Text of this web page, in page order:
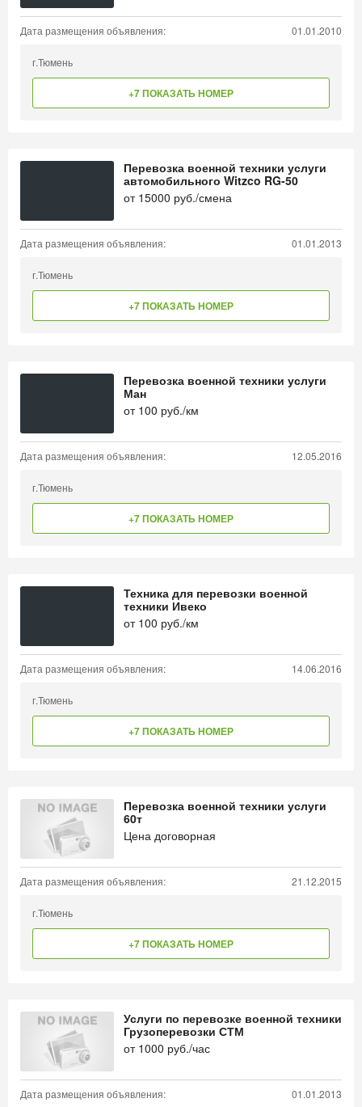
Дата размещения объявления: 01.01.2010
г.Тюмень
+7 ПОКАЗАТЬ НОМЕР
Перевозка военной техники услуги
автомобильного Witzco RG-50
от 15000 руб./смена
Дата размещения объявления: 01.01.2013
г.Тюмень
+7 ПОКАЗАТЬ НОМЕР
Перевозка военной техники услуги
Ман
от 100 руб./км
Дата размещения объявления: 12.05.2016
г.Тюмень
+7 ПОКАЗАТЬ НОМЕР
Техника для перевозки военной
техники Ивеко
от 100 руб./км
Дата размещения объявления: 14.06.2016
г.Тюмень
+7 ПОКАЗАТЬ НОМЕР
Перевозка военной техники услуги
60т
Цена договорная
Дата размещения объявления: 21.12.2015
г.Тюмень
+7 ПОКАЗАТЬ НОМЕР
Услуги по перевозке военной техники
Грузоперевозки СТМ
от 1000 руб./час
Дата размещения объявления: 01.01.2013